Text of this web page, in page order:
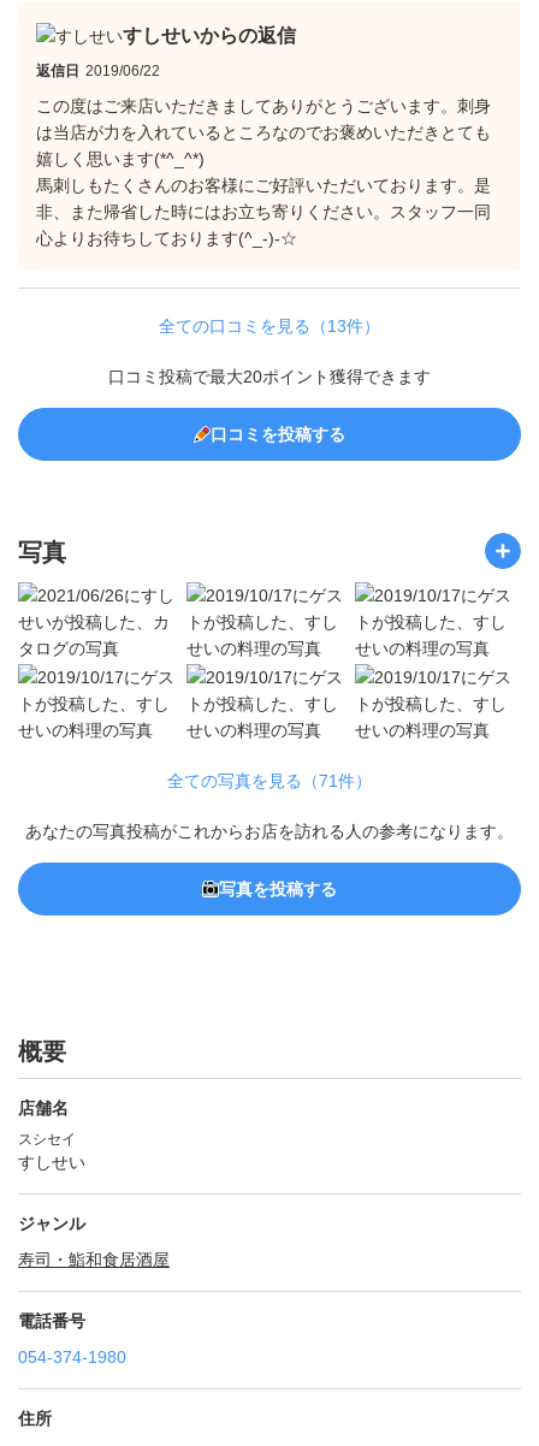
すしせいからの返信
返信日 2019/06/22
この度はご来店いただきましてありがとうございます。刺身
は当店が力を入れているところなのでお褒めいただきとても
嬉しく思います(*^_^*)
馬刺しもたくさんのお客様にご好評いただいております。是
非、また帰省した時にはお立ち寄りください。スタッフ一同
心よりお待ちしております(^_-)-☆
全ての口コミを見る（13件）
口コミ投稿で最大20ポイント獲得できます
口コミを投稿する
写真
全ての写真を見る（71件）
あなたの写真投稿がこれからお店を訪れる人の参考になります。
写真を投稿する
概要
店舗名
スシセイ
すしせい
ジャンル
寿司・鮨和食居酒屋
電話番号
054-374-1980
住所